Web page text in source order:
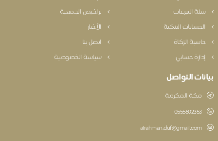
التبرعات
تراخيص الجمعية
البنكية
الأخبار
الزكاة
اتصل بنا
حسابي
سياسة الخصوصية
التواصل
مكة المكرمة
‎0555602353
alrahman.duf@gmail.com